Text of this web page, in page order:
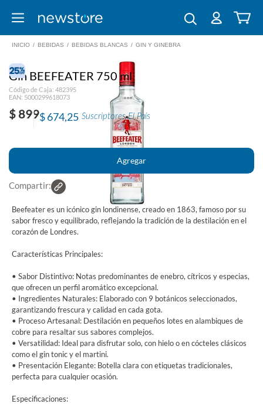
INICIO / BEBIDAS / BEBIDAS BLANCAS / GIN Y GINEBRA
Gin BEEFEATER 750 ml
Código de Caja: 482395
EAN: 5000299618073
$ 899 Suscriptores El País
$ 674,25
Compartir:
Beefeater es un icónico gin londinense, creado en 1863, famoso por su
sabor fresco y equilibrado, reflejando la tradición de la destilación en el
corazón de Londres.
Características Principales:
• Sabor Distintivo: Notas predominantes de enebro, cítricos y especias,
que ofrecen un perfil aromático excepcional.
• Ingredientes Naturales: Elaborado con 9 botánicos seleccionados,
garantizando frescura y calidad en cada gota.
• Proceso Artesanal: Destilación en pequeños lotes en alambiques de
cobre para resaltar sus sabores complejos.
• Versatilidad: Ideal para disfrutar solo, con hielo o en cócteles clásicos
como el gin tonic y el martini.
• Presentación Elegante: Botella clara con etiquetas tradicionales,
perfecta para cualquier ocasión.
Especificaciones: